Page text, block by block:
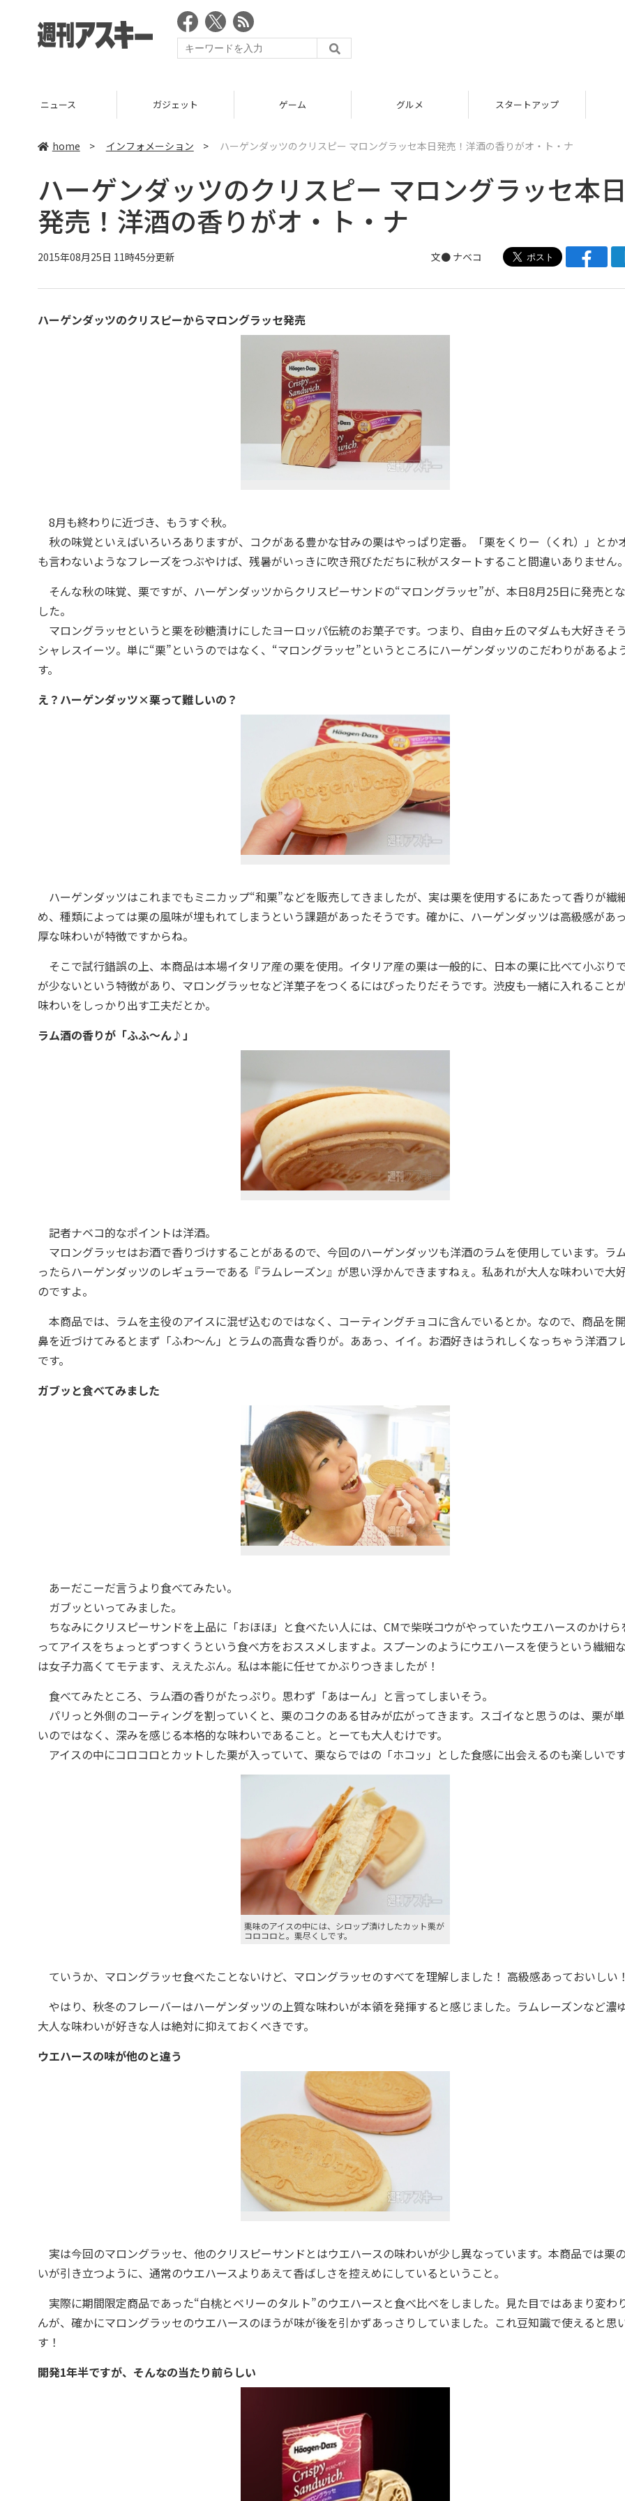
ニュース ガジェット ゲーム グルメ スタートアップ
home > インフォメーション > ハーゲンダッツのクリスピー マロングラッセ本日発売！洋酒の香りがオ・ト・ナ
ハーゲンダッツのクリスピー マロングラッセ本日
発売！洋酒の香りがオ・ト・ナ
2015年08月25日 11時45分更新 文● ナベコ
ハーゲンダッツのクリスピーからマロングラッセ発売
8月も終わりに近づき、もうすぐ秋。
秋の味覚といえばいろいろありますが、コクがある豊かな甘みの栗はやっぱり定番。「栗をくりー（くれ）」とか
も言わないようなフレーズをつぶやけば、残暑がいっきに吹き飛びただちに秋がスタートすること間違いありません。
そんな秋の味覚、栗ですが、ハーゲンダッツからクリスピーサンドの“マロングラッセ”が、本日8月25日に発売と
した。
マロングラッセというと栗を砂糖漬けにしたヨーロッパ伝統のお菓子です。つまり、自由ヶ丘のマダムも大好きそ
シャレスイーツ。単に“栗”というのではなく、“マロングラッセ”というところにハーゲンダッツのこだわりがあるよ
す。
え？ハーゲンダッツ×栗って難しいの？
ハーゲンダッツはこれまでもミニカップ“和栗”などを販売してきましたが、実は栗を使用するにあたって香りが繊
め、種類によっては栗の風味が埋もれてしまうという課題があったそうです。確かに、ハーゲンダッツは高級感があ
厚な味わいが特徴ですからね。
そこで試行錯誤の上、本商品は本場イタリア産の栗を使用。イタリア産の栗は一般的に、日本の栗に比べて小ぶり
が少ないという特徴があり、マロングラッセなど洋菓子をつくるにはぴったりだそうです。渋皮も一緒に入れること
味わいをしっかり出す工夫だとか。
ラム酒の香りが「ふふ～ん♪」
記者ナベコ的なポイントは洋酒。
マロングラッセはお酒で香りづけすることがあるので、今回のハーゲンダッツも洋酒のラムを使用しています。ラ
ったらハーゲンダッツのレギュラーである『ラムレーズン』が思い浮かんできますねぇ。私あれが大人な味わいで大
のですよ。
本商品では、ラムを主役のアイスに混ぜ込むのではなく、コーティングチョコに含んでいるとか。なので、商品を
鼻を近づけてみるとまず「ふわ～ん」とラムの高貴な香りが。ああっ、イイ。お酒好きはうれしくなっちゃう洋酒フ
です。
ガブッと食べてみました
あーだこーだ言うより食べてみたい。
ガブッといってみました。
ちなみにクリスピーサンドを上品に「おほほ」と食べたい人には、CMで柴咲コウがやっていたウエハースのかけら
ってアイスをちょっとずつすくうという食べ方をおススメしますよ。スプーンのようにウエハースを使うという繊細
は女子力高くてモテます、ええたぶん。私は本能に任せてかぶりつきましたが！
食べてみたところ、ラム酒の香りがたっぷり。思わず「あはーん」と言ってしまいそう。
パリっと外側のコーティングを割っていくと、栗のコクのある甘みが広がってきます。スゴイなと思うのは、栗が
いのではなく、深みを感じる本格的な味わいであること。とーても大人むけです。
アイスの中にコロコロとカットした栗が入っていて、栗ならではの「ホコッ」とした食感に出会えるのも楽しいで
栗味のアイスの中には、シロップ漬けしたカット栗が
コロコロと。栗尽くしです。
ていうか、マロングラッセ食べたことないけど、マロングラッセのすべてを理解しました！ 高級感あっておいしい！
やはり、秋冬のフレーバーはハーゲンダッツの上質な味わいが本領を発揮すると感じました。ラムレーズンなど濃
大人な味わいが好きな人は絶対に抑えておくべきです。
ウエハースの味が他のと違う
実は今回のマロングラッセ、他のクリスピーサンドとはウエハースの味わいが少し異なっています。本商品では栗
いが引き立つように、通常のウエハースよりあえて香ばしさを控えめにしているということ。
実際に期間限定商品であった“白桃とベリーのタルト”のウエハースと食べ比べをしました。見た目ではあまり変わ
んが、確かにマロングラッセのウエハースのほうが味が後を引かずあっさりしていました。これ豆知識で使えると思
す！
開発1年半ですが、そんなの当たり前らしい